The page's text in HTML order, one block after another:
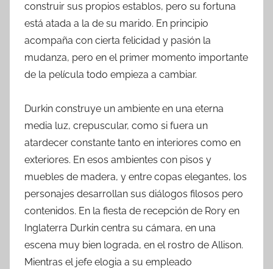
construir sus propios establos, pero su fortuna
está atada a la de su marido. En principio
acompaña con cierta felicidad y pasión la
mudanza, pero en el primer momento importante
de la película todo empieza a cambiar.
Durkin construye un ambiente en una eterna
media luz, crepuscular, como si fuera un
atardecer constante tanto en interiores como en
exteriores. En esos ambientes con pisos y
muebles de madera, y entre copas elegantes, los
personajes desarrollan sus diálogos filosos pero
contenidos. En la fiesta de recepción de Rory en
Inglaterra Durkin centra su cámara, en una
escena muy bien lograda, en el rostro de Allison.
Mientras el jefe elogia a su empleado